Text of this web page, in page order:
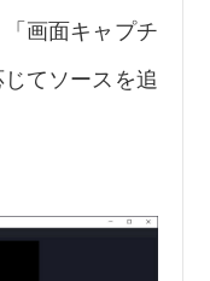
画面キャプチ
てソースを追